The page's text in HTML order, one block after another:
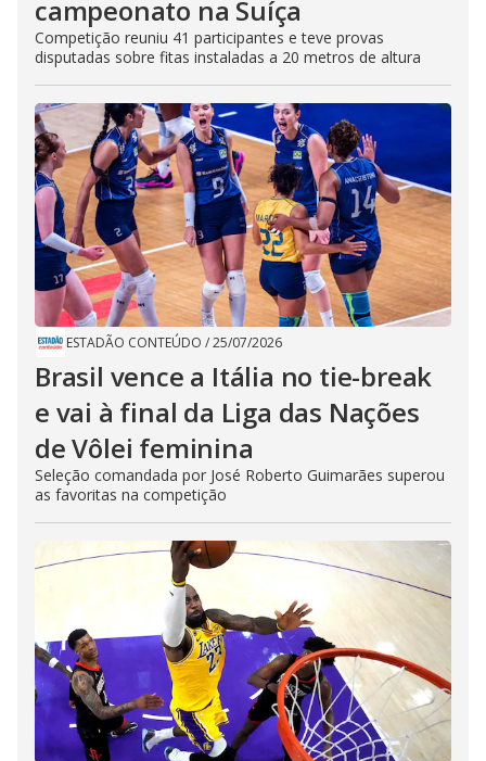
campeonato na Suíça
Competição reuniu 41 participantes e teve provas
disputadas sobre fitas instaladas a 20 metros de altura
ESTADÃO CONTEÚDO /25/07/2026
Brasil vence a Itália no tie-break
e vai à final da Liga das Nações
de Vôlei feminina
Seleção comandada por José Roberto Guimarães superou
as favoritas na competição